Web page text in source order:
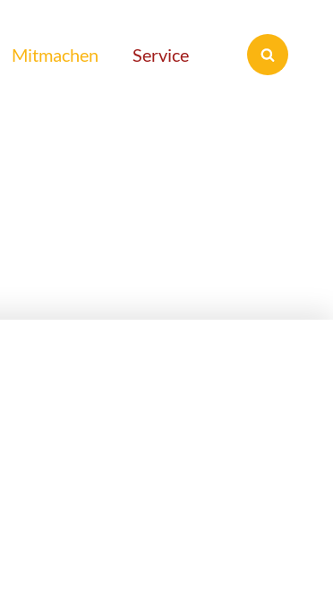
Mitmachen Service